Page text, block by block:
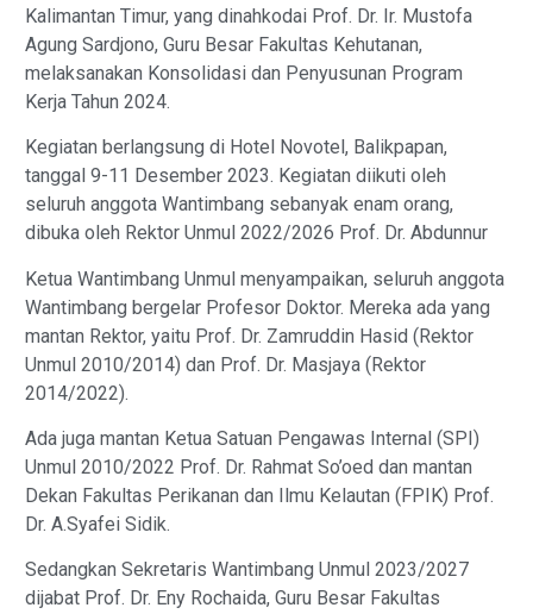
Kalimantan Timur, yang dinahkodai Prof. Dr. Ir. Mustofa
Agung Sardjono, Guru Besar Fakultas Kehutanan,
melaksanakan Konsolidasi dan Penyusunan Program
Kerja Tahun 2024.
Kegiatan berlangsung di Hotel Novotel, Balikpapan,
tanggal 9-11 Desember 2023. Kegiatan diikuti oleh
seluruh anggota Wantimbang sebanyak enam orang,
dibuka oleh Rektor Unmul 2022/2026 Prof. Dr. Abdunnur
Ketua Wantimbang Unmul menyampaikan, seluruh anggota
Wantimbang bergelar Profesor Doktor. Mereka ada yang
mantan Rektor, yaitu Prof. Dr. Zamruddin Hasid (Rektor
Unmul 2010/2014) dan Prof. Dr. Masjaya (Rektor
2014/2022).
Ada juga mantan Ketua Satuan Pengawas Internal (SPI)
Unmul 2010/2022 Prof. Dr. Rahmat So’oed dan mantan
Dekan Fakultas Perikanan dan Ilmu Kelautan (FPIK) Prof.
Dr. A.Syafei Sidik.
Sedangkan Sekretaris Wantimbang Unmul 2023/2027
dijabat Prof. Dr. Eny Rochaida, Guru Besar Fakultas